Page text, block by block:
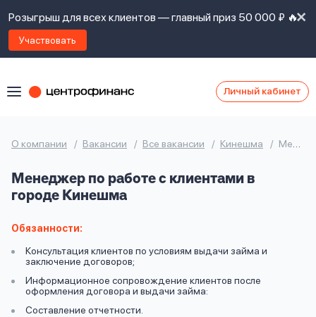
Розыгрыш для всех клиентов — главный приз 50 000 ₽ 🔥
Участвовать
Личный кабинет
О компании Вакансии Все вакансии Кинешма Менеджер по работе с клиентами
Менеджер по работе с клиентами в
городе Кинешма
Обязанности:
Консультация клиентов по условиям выдачи займа и
заключение договоров;
Информационное сопровождение клиентов после
оформления договора и выдачи займа:
Составление отчетности.
контакты
Задать
Ок
Ок
Я
правилами
предоставления
политикой
даю
согласие
на
обработку
личных